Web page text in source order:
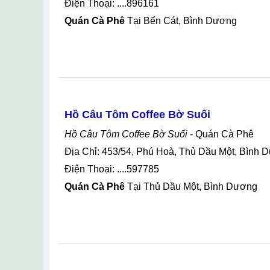
Điện Thoại: ....896161
Quán Cà Phê Tại Bến Cát, Bình Dương
Hồ Câu Tôm Coffee Bờ Suối
Hồ Câu Tôm Coffee Bờ Suối - Quán Cà Phê
Địa Chỉ: 453/54, Phú Hoà, Thủ Dầu Một, Bình
Điện Thoại: ....597785
Quán Cà Phê Tại Thủ Dầu Một, Bình Dương